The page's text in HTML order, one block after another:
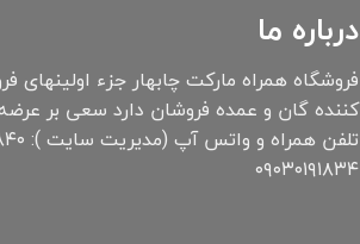
درباره ما
۰۹۰۳۰۱۹۱۸۳۴